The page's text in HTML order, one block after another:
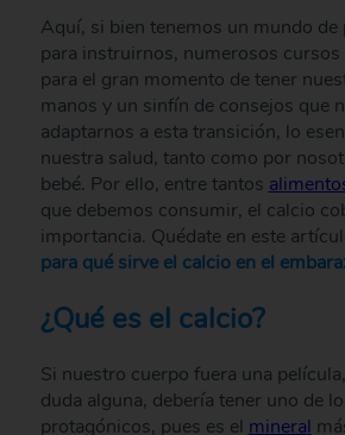
Aquí, si bien tenemos un mundo de
para instruirnos, numerosos cursos
para el gran momento de tener
manos y un sinfín de consejos que
adaptarnos a esta transición, lo
nuestra salud, tanto como por
bebé. Por ello, entre tantos
que debemos consumir, el calcio
importancia. Quédate en este
para qué sirve el calcio en el
¿Qué es el calcio?
Si nuestro cuerpo fuera una
duda alguna, debería tener uno de
protagónicos, pues es el mineral